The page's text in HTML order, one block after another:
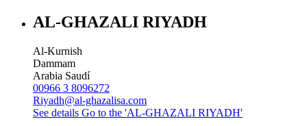
AL-GHAZALI RIYADH
Al-Kurnish
Dammam
Arabia Saudí
00966 3 8096272
Riyadh@al-ghazalisa.com
See details Go to the 'AL-GHAZALI RIYADH'